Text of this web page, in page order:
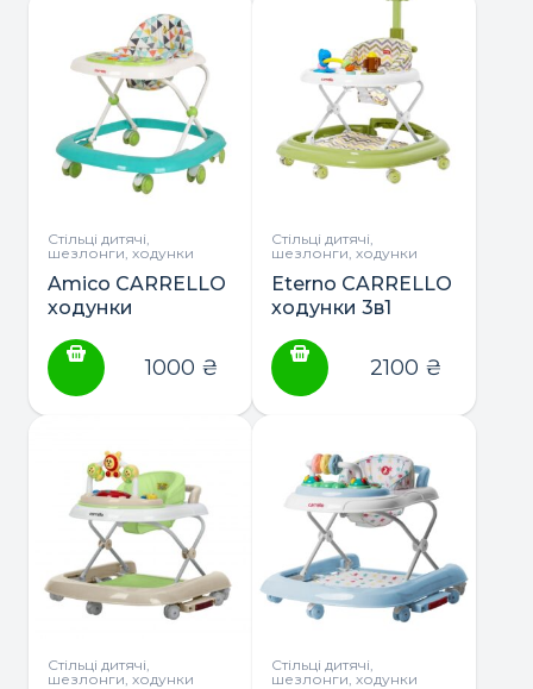
Стільці дитячі,
шезлонги, ходунки
Amico CARRELLO
ходунки
1000 ₴
Стільці дитячі,
шезлонги, ходунки
Eterno CARRELLO
ходунки 3в1
гойдалка,
каталка)
2100 ₴
Стільці дитячі,
шезлонги, ходунки
Стільці дитячі,
шезлонги, ходунки